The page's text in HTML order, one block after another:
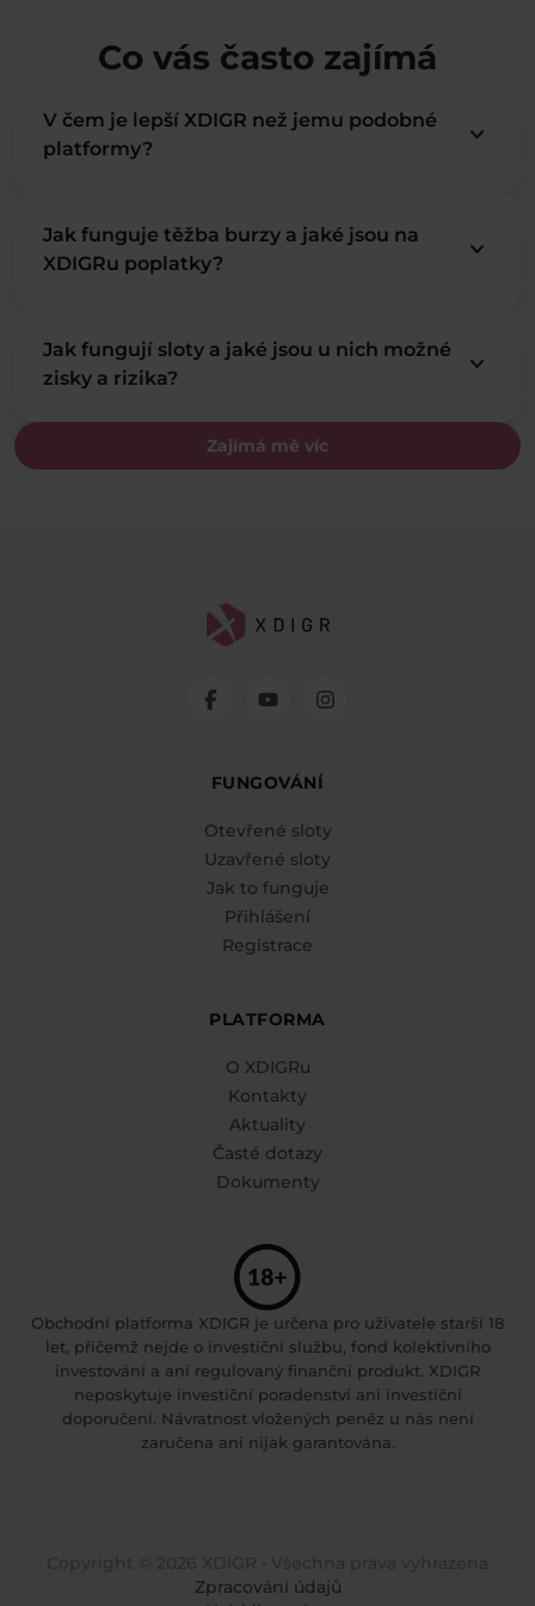
Co vás často zajímá
Zajímá mě víc
V čem je lepší XDIGR než jemu podobné
platformy?
keyboard_arrow_down
Jak funguje těžba burzy a jaké jsou na
XDIGRu poplatky?
keyboard_arrow_down
Jak fungují sloty a jaké jsou u nich možné
zisky a rizika?
keyboard_arrow_down
FUNGOVÁNÍ
Otevřené sloty
Uzavřené sloty
Jak to funguje
Přihlášení
Registrace
PLATFORMA
O XDIGRu
Kontakty
Aktuality
Časté dotazy
Dokumenty
Obchodní platforma XDIGR je určena pro uživatele starší 18
let, přičemž nejde o investiční službu, fond kolektivního
investování a ani regulovaný finanční produkt. XDIGR
neposkytuje investiční poradenství ani investiční
doporučení. Návratnost vložených peněz u nás není
zaručena ani nijak garantována.
Zpracování údajů